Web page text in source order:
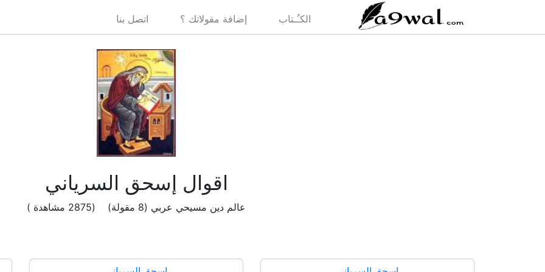
الكـُـتاب إضافة مقولاتك ؟ اتصل بنا
اقوال إسحق السرياني
عالم دين مسيحي عربي (8 مقولة) (2875 مشاهدة )